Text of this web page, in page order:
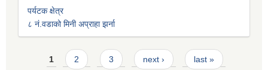
पर्यटक क्षेत्र
८ नं.वडाको मिनी अप्राहा झर्ना
Pages
1 2 3 next › last »